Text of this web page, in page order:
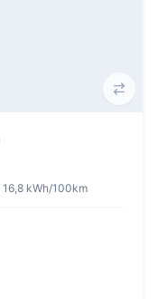
16,8 kWh/100km